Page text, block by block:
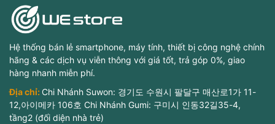
Hệ thống bán lẻ smartphone, máy tính, thiết bị công nghệ chính
hãng & các dịch vụ viễn thông với giá tốt, trả góp 0%, giao
hàng nhanh miễn phí.
Địa chỉ: Chi Nhánh Suwon: 경기도 수원시 팔달구 매산로1가 11-
12,아이메카 106호 Chi Nhánh Gumi: 구미시 인동32길35-4,
tầng2 (đối diện nhà trẻ)